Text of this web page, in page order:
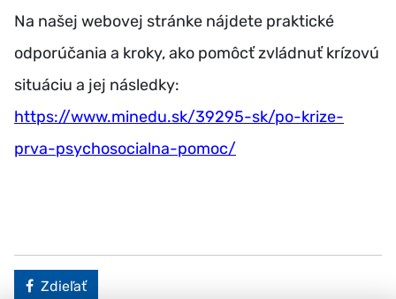
Na našej webovej stránke nájdete praktické
odporúčania a kroky, ako pomôcť zvládnuť krízovú
situáciu a jej následky:
https://www.minedu.sk/39295-sk/po-krize-
prva-psychosocialna-pomoc/
Facebook
Zdieľať